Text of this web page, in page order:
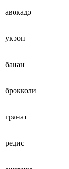
авокадо
укроп
банан
брокколи
гранат
редис